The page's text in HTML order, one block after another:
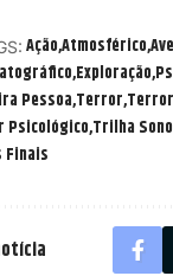
AçãoAtmosférico
Exploração
Pessoa Terror
Psicológico Trilha
Finais